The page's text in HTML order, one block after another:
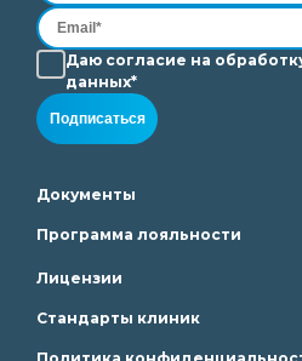
Даю согласие на
данных*
Подписаться
Документы
Программа лояльности
Лицензии
Стандарты клиник